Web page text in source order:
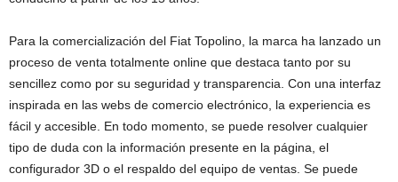
Para la comercialización del Fiat Topolino, la marca ha lanzado un
proceso de venta totalmente online que destaca tanto por su
sencillez como por su seguridad y transparencia. Con una interfaz
inspirada en las webs de comercio electrónico, la experiencia es
fácil y accesible. En todo momento, se puede resolver cualquier
tipo de duda con la información presente en la página, el
configurador 3D o el respaldo del equipo de ventas. Se puede